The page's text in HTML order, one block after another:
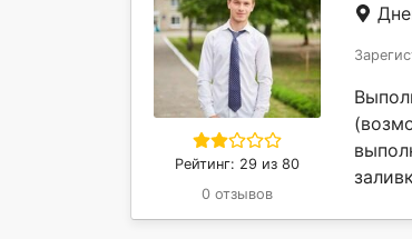
Рейтинг: 29 из 80
0 отзывов